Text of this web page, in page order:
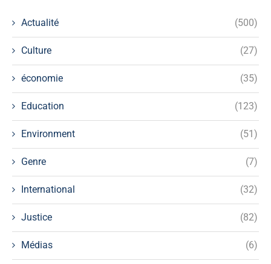
Actualité (500)
Culture (27)
économie (35)
Education (123)
Environment (51)
Genre (7)
International (32)
Justice (82)
Médias (6)